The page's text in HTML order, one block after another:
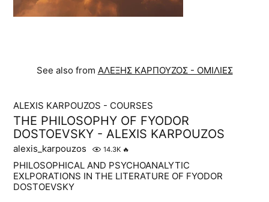
See also from ΑΛΕΞΗΣ ΚΑΡΠΟΥΖΟΣ - ΟΜΙΛΙΕΣ
ALEXIS KARPOUZOS - COURSES
THE PHILOSOPHY OF FYODOR
DOSTOEVSKY - ALEXIS KARPOUZOS
alexis_karpouzos 14.3K 🔥
PHILOSOPHICAL AND PSYCHOANALYTIC
EXLPORATIONS IN THE LITERATURE OF FYODOR
DOSTOEVSKY